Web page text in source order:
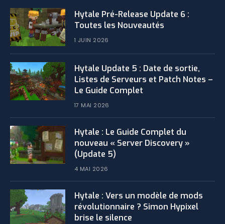
Hytale Pré-Release Update 6 :
Toutes les Nouveautés
1 JUIN 2026
Hytale Update 5 : Date de sortie,
Listes de Serveurs et Patch Notes –
Le Guide Complet
17 MAI 2026
Hytale : Le Guide Complet du
nouveau « Server Discovery »
(Update 5)
4 MAI 2026
Hytale : Vers un modèle de mods
révolutionnaire ? Simon Hypixel
brise le silence